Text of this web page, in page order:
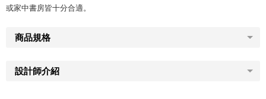
或家中書房皆十分合適。
商品規格
設計師介紹